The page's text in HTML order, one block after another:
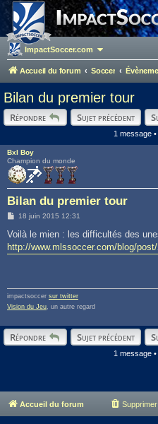
ImpactSoccer.com
Accueil du forum Soccer
Bilan du premier tour
Répondre Sujet précédent
1 message
Bxl Boy
Champion du monde
Bilan du premier tour
M
s
a
18 juin 2015 12:31
Voilà le mien : les difficultés des
http://www.mlssoccer.com/blog/
impactsoccer sur twitter
Vision du Jeu , un autre regard
Répondre Sujet précédent
1 message
Accueil du forum